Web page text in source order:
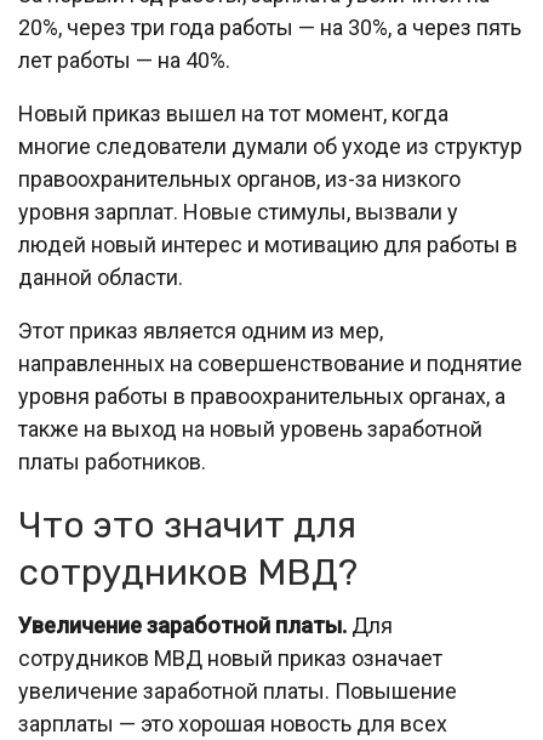
20%, через три года работы — на 30%, а через пять
лет работы — на 40%.
Новый приказ вышел на тот момент, когда
многие следователи думали об уходе из структур
правоохранительных органов, из-за низкого
уровня зарплат. Новые стимулы, вызвали у
людей новый интерес и мотивацию для работы в
данной области.
Этот приказ является одним из мер,
направленных на совершенствование и поднятие
уровня работы в правоохранительных органах, а
также на выход на новый уровень заработной
платы работников.
Что это значит для
сотрудников МВД?
Увеличение заработной платы. Для
сотрудников МВД новый приказ означает
увеличение заработной платы. Повышение
зарплаты — это хорошая новость для всех